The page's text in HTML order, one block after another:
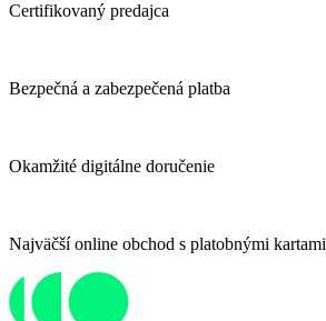
Certifikovaný predajca
Bezpečná a zabezpečená platba
Okamžité digitálne doručenie
Najväčší online obchod s platobnými kartami